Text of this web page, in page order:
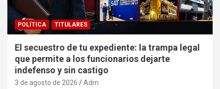
POLÍTICA TITULARES
El secuestro de tu expediente: la trampa legal
que permite a los funcionarios dejarte
indefenso y sin castigo
3 de agosto de 2026 Adm